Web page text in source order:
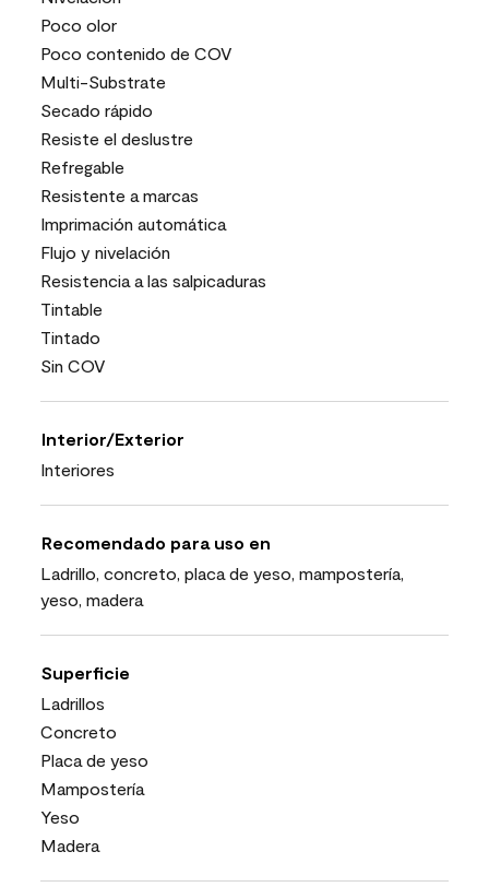
Poco olor
Poco contenido de COV
Multi-Substrate
Secado rápido
Resiste el deslustre
Refregable
Resistente a marcas
Imprimación automática
Flujo y nivelación
Resistencia a las salpicaduras
Tintable
Tintado
Sin COV
Interior/Exterior
Interiores
Recomendado para uso en
Ladrillo, concreto, placa de yeso, mampostería,
yeso, madera
Superficie
Ladrillos
Concreto
Placa de yeso
Mampostería
Yeso
Madera